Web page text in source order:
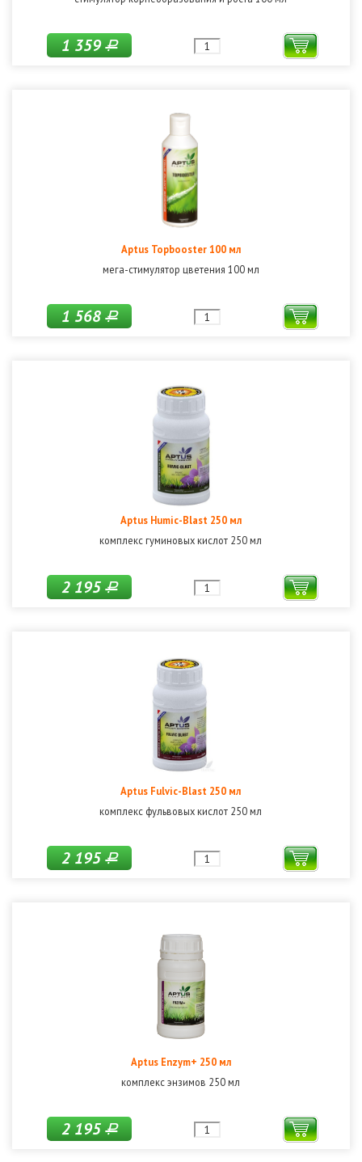
1 359Р
Aptus Topbooster 100 мл
мега-стимулятор цветения 100 мл
1 568Р
Aptus Humic-Blast 250 мл
комплекс гуминовых кислот 250 мл
2 195Р
Aptus Fulvic-Blast 250 мл
комплекс фульвовых кислот 250 мл
2 195Р
Aptus Enzym+ 250 мл
комплекс энзимов 250 мл
2 195Р